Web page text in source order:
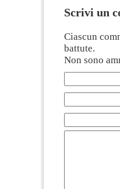
Scrivi un
Ciascun
battute.
Non sono